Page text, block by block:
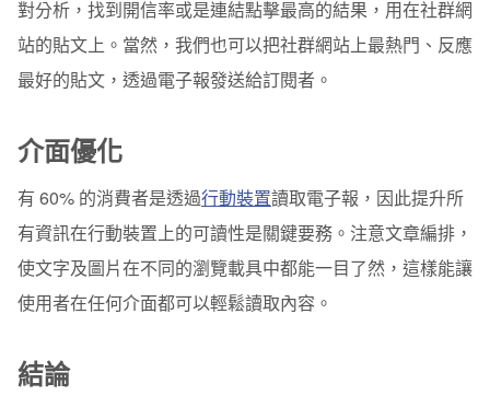
對分析，找到開信率或是連結點擊最高的結果，用在社群網
站的貼文上。當然 ，我們也可以把社群網站上最熱門、反應
最好的貼文，透過電子報發送給訂閱者。
介面優化
有 60% 的消費者是透過行動裝置讀取電子報，因此提升所
有資訊在行動裝置上的可讀性是關鍵要務。 注意文章編排，
使文字及圖片在不同的瀏覽載具中都能一目了然，這樣能讓
使用者在任何介面都可以輕鬆讀取內容。
結論